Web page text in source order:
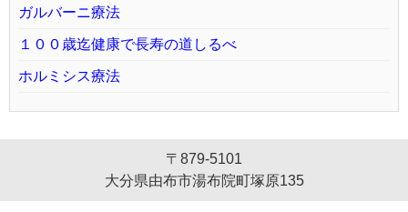
ガルバーニ療法
１００歳迄健康で長寿の道しるべ
ホルミシス療法
〒879-5101
大分県由布市湯布院町塚原135